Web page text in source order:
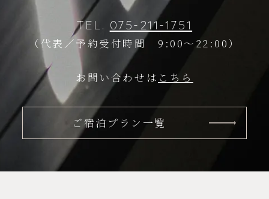
TEL. 075-211-1751
（代表／予約受付時間 9:00～22:00）
お問い合わせは こちら
ご宿泊プラン一覧